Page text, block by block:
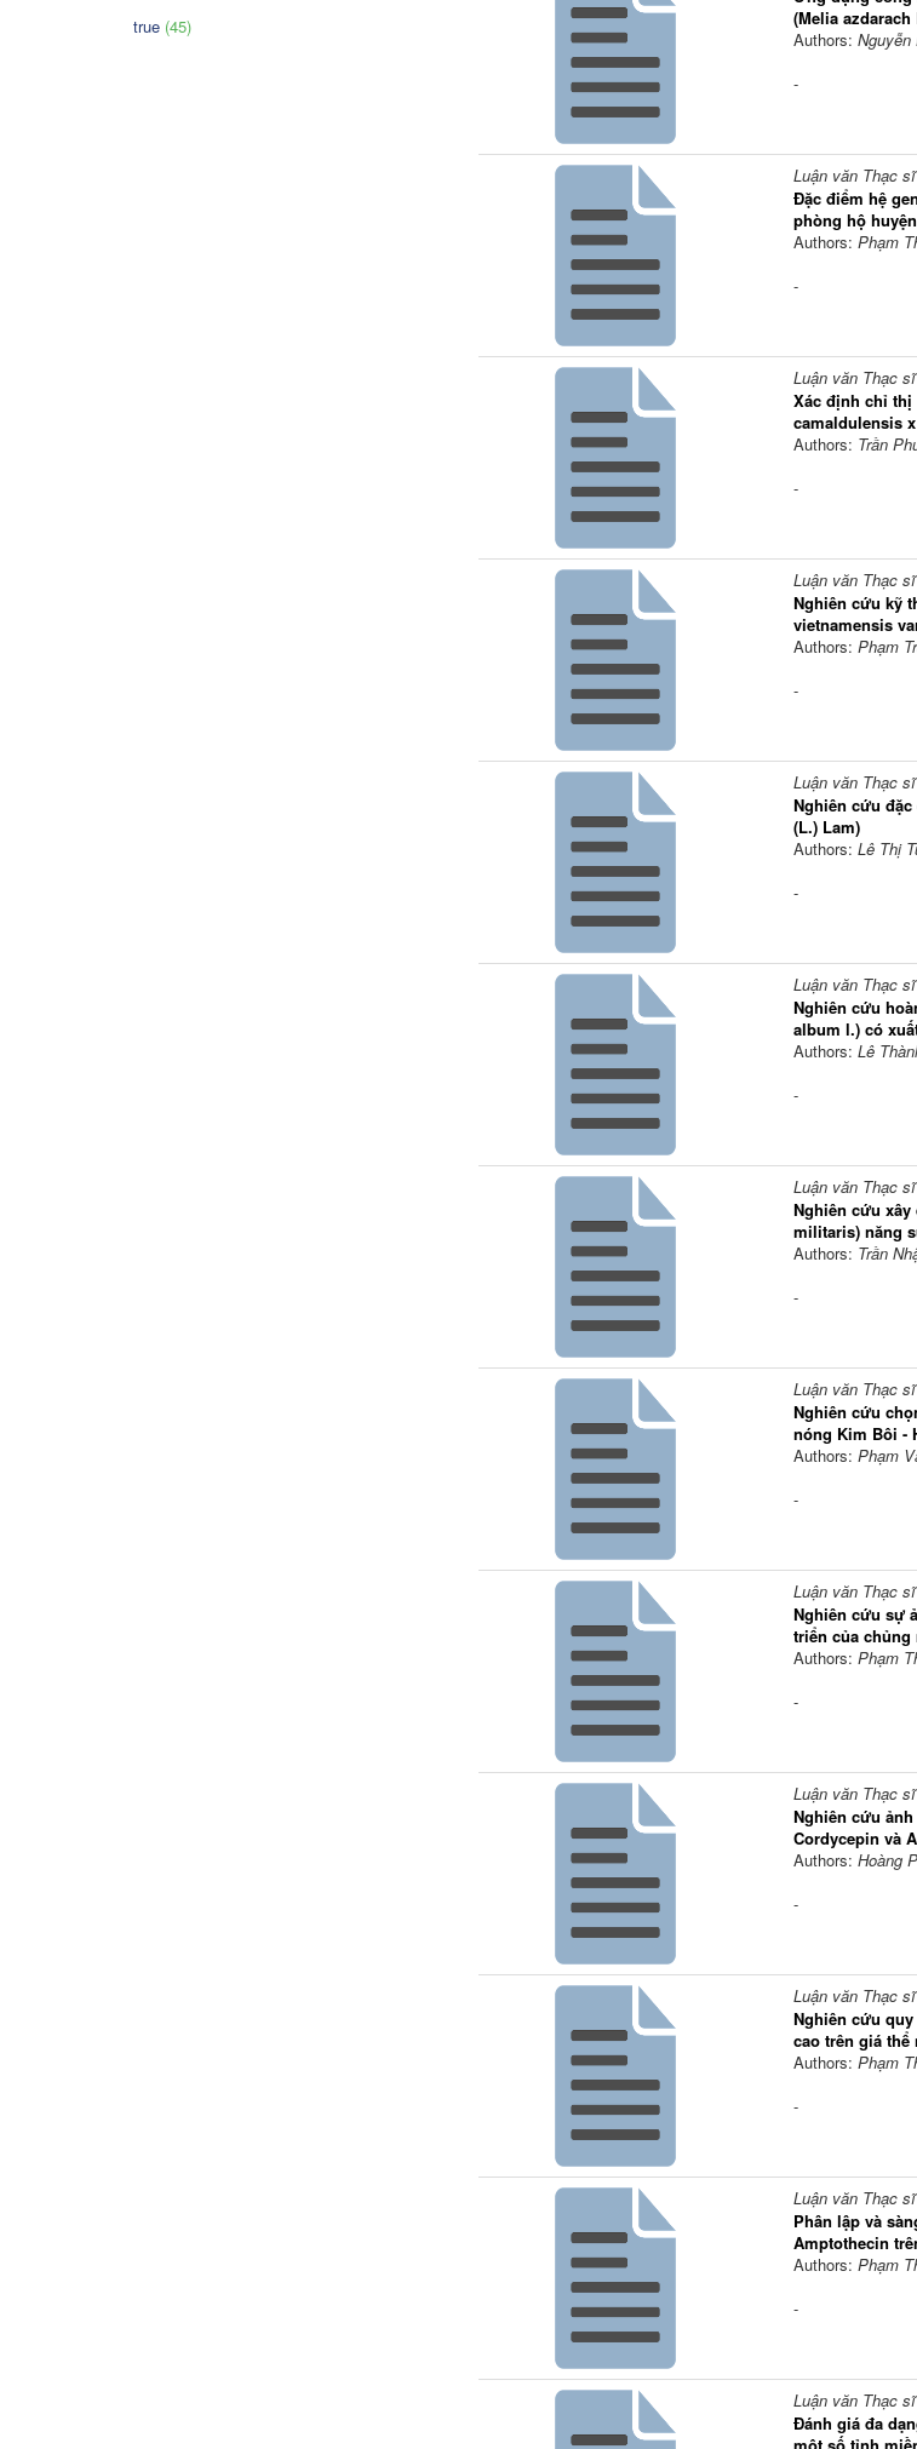
true (45)
(Melia
Authors:Nguyễn
-
Luận văn Thạc
Đặc điểm hệ
phòng hộ
Authors:Phạm
-
Luận văn Thạc
Xác định chỉ thị
camaldulensis
Authors: Trần
-
Luận văn Thạc
Nghiên cứu kỹ
vietnamensis
Authors:Phạm
-
Luận văn Thạc
Nghiên cứu
(L.) Lam)
Authors:Lê Thị
-
Luận văn Thạc
Nghiên cứu
album l.) có
Authors:Lê
-
Luận văn Thạc
Nghiên cứu
militaris) năng
Authors: Trần
-
Luận văn Thạc
Nghiên cứu
nóng Kim Bôi -
Authors:Phạm
-
Luận văn Thạc
Nghiên cứu sự
triển của
Authors:Phạm
-
Luận văn Thạc
Nghiên cứu
Cordycepin và
Authors:Hoàng
-
Luận văn Thạc
Nghiên cứu
cao trên giá thể
Authors:Phạm
-
Luận văn Thạc
Phân lập và
Amptothecin
Authors:Phạm
-
Luận văn Thạc
Đánh giá đa